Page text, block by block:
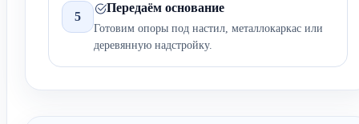
5
Передаём основание
Готовим опоры под настил, металлокаркас или
деревянную надстройку.